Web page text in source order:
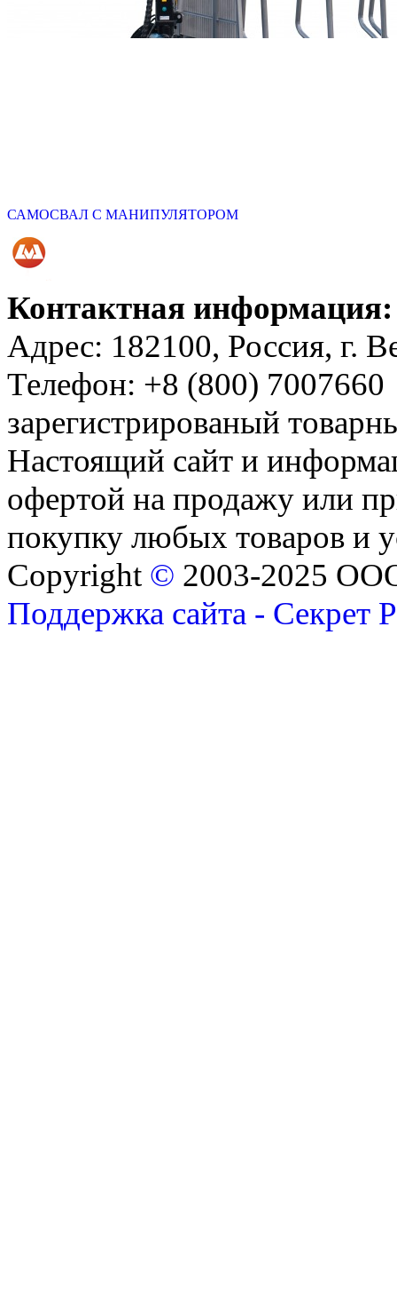
САМОСВАЛ С МАНИПУЛЯТОРОМ
Контактная информация:
Адрес: 182100, Россия, г.
Телефон: +8 (800) 7007660
зарегистрированый
Настоящий сайт и
офертой на продажу или
покупку любых товаров и
Copyright © 2003-2025
Поддержка сайта - Секрет